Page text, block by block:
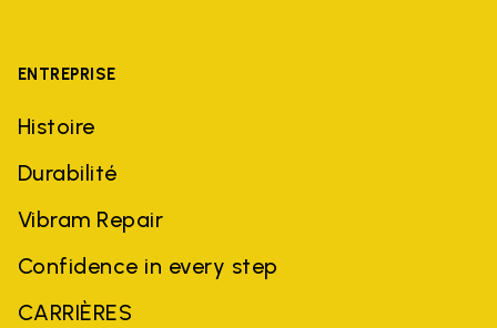
ENTREPRISE
Histoire
Durabilité
Vibram Repair
Confidence in every step
CARRIÈRES